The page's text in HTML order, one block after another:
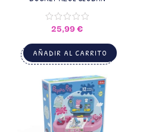
25,99€
AÑADIR AL CARRITO